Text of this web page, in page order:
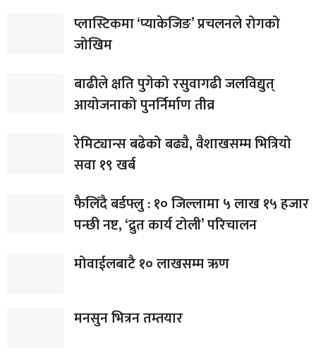
प्लास्टिकमा ‘प्याकेजिङ’ प्रचलनले रोगको
जोखिम
बाढीले क्षति पुगेको रसुवागढी जलविद्युत्
आयोजनाको पुनर्निर्माण तीव्र
रेमिट्यान्स बढेको बढ्यै, वैशाखसम्म भित्रियो
सवा १९ खर्ब
फैलिँदै बर्डफ्लु : १० जिल्लामा ५ लाख १५ हजार
पन्छी नष्ट, ‘द्रुत कार्य टोली’ परिचालन
मोवाईलबाटै १० लाखसम्म ऋण
मनसुन भित्रन तम्तयार